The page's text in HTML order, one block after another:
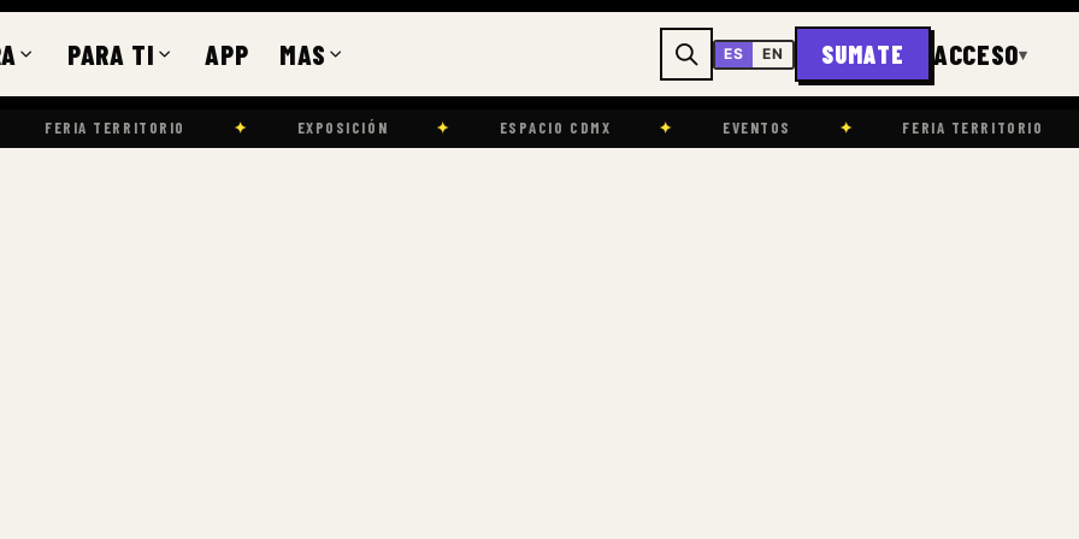
PARA TI APP MAS ES EN SUMATE ACCESO▾
TERRITORIO ✦ EXPOSICIÓN ✦ ESPACIO CDMX ✦ EVENTOS ✦ FERIA TERRITORIO ✦